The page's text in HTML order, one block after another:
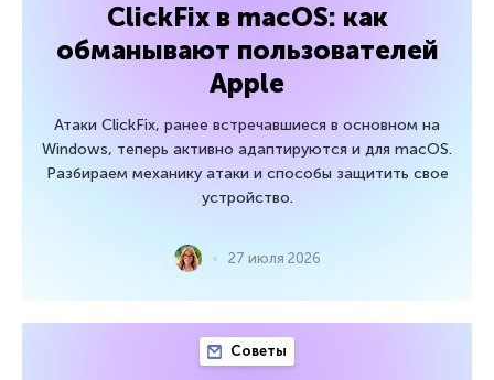
ClickFix в macOS: как
обманывают пользователей
Apple
Атаки ClickFix, ранее встречавшиеся в основном на
Windows, теперь активно адаптируются и для macOS.
Разбираем механику атаки и способы защитить свое
устройство.
27 июля 2026
Советы